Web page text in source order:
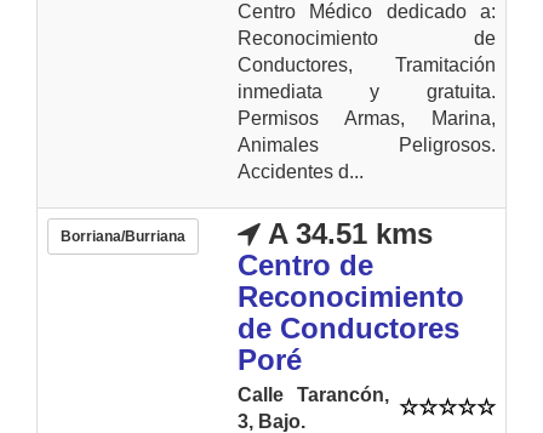
Centro Médico dedicado a:
Reconocimiento de
Conductores, Tramitación
inmediata y gratuita.
Permisos Armas, Marina,
Animales Peligrosos.
Accidentes d...
Borriana/Burriana
A 34.51 kms
Centro de
Reconocimiento
de Conductores
Poré
Calle Tarancón,
3, Bajo.